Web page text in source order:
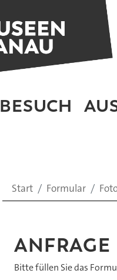
BESUCH
Start Formular
Bitte füllen Sie das